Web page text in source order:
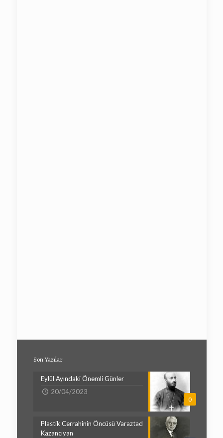
Son Yazılar
0
Eylül Ayındaki Önemli Günler
20/04/2023
Plastik Cerrahinin Öncüsü Varaztad
Kazancıyan